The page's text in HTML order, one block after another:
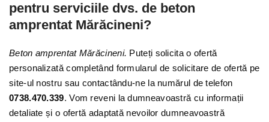
pentru serviciile dvs. de beton
amprentat Mărăcineni?
Beton amprentat Mărăcineni. Puteți solicita o ofertă
personalizată completând formularul de solicitare de ofertă pe
site-ul nostru sau contactându-ne la numărul de telefon
0738.470.339. Vom reveni la dumneavoastră cu informații
detaliate și o ofertă adaptată nevoilor dumneavoastră